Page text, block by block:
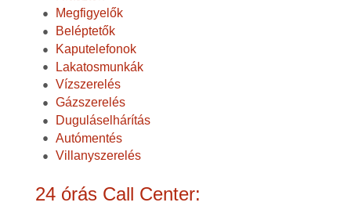
Megfigyelők
Beléptetők
Kaputelefonok
Lakatosmunkák
Vízszerelés
Gázszerelés
Duguláselhárítás
Autómentés
Villanyszerelés
24 órás Call Center: